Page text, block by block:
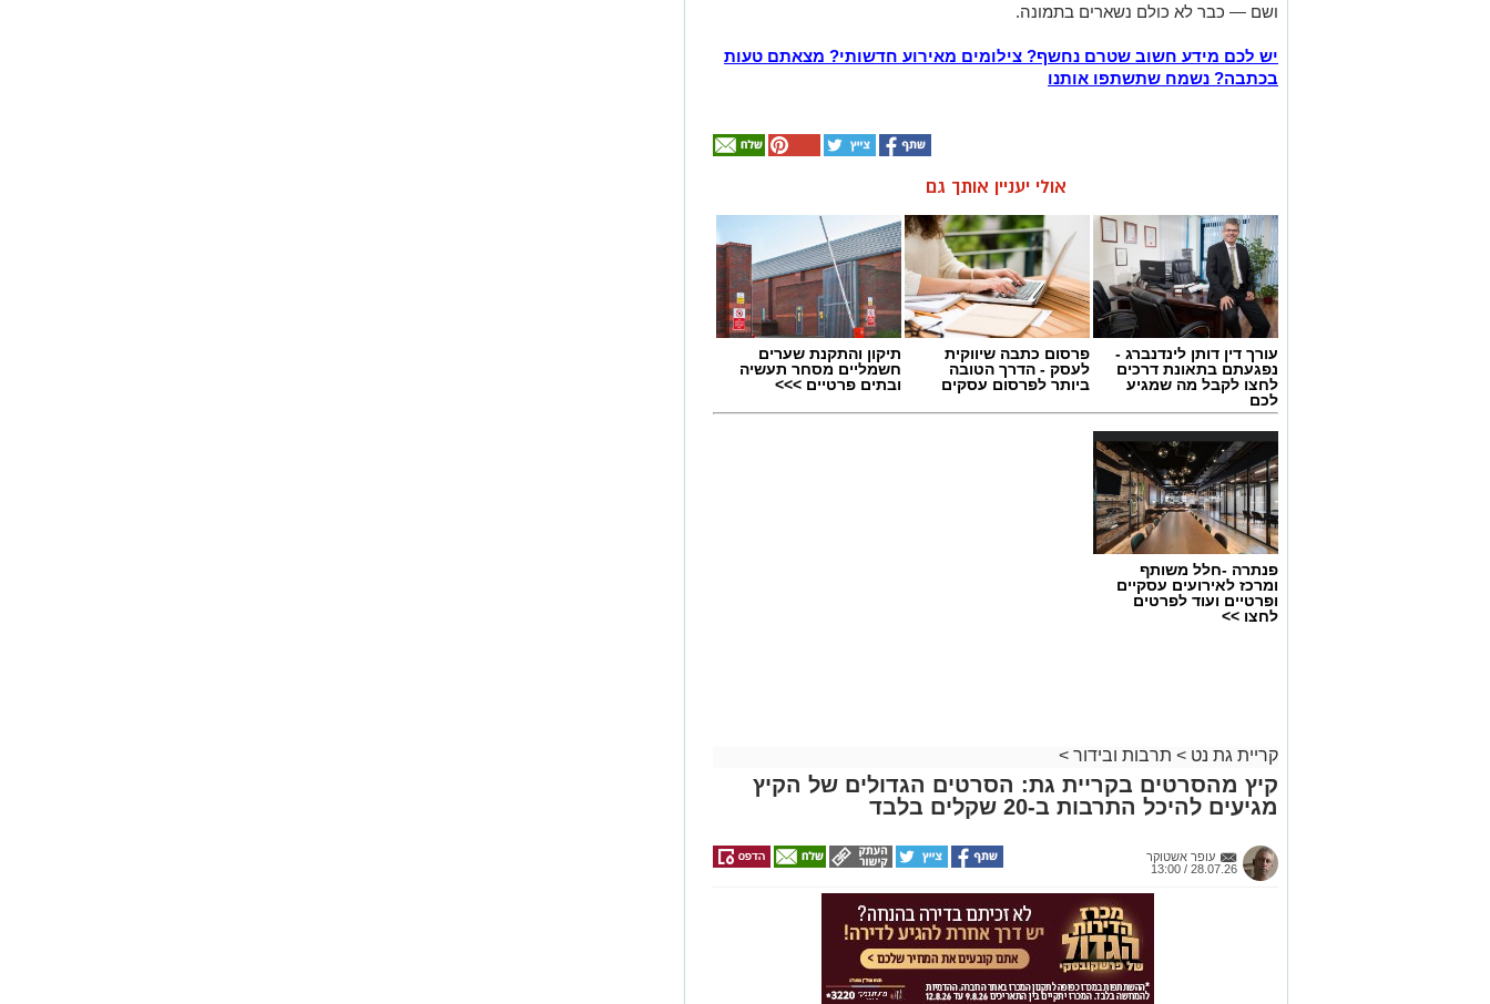
ושם — כבר לא כולם נשארים בתמונה.
יש לכם מידע חשוב שטרם נחשף? צילומים מאירוע חדשותי? מצאתם טעות
בכתבה? נשמח שתשתפו אותנו
אולי יעניין אותך גם
עורך דין דותן לינדנברג -
נפגעתם בתאונת דרכים
לחצו לקבל מה שמגיע
לכם
פרסום כתבה שיווקית
לעסק - הדרך הטובה
ביותר לפרסום עסקים
תיקון והתקנת שערים
חשמליים מסחר תעשיה
ובתים פרטיים >>>
פנתרה -חלל משותף
ומרכז לאירועים עסקיים
ופרטיים ועוד לפרטים
לחצו >>
קריית גת נט > תרבות ובידור >
קיץ מהסרטים בקריית גת: הסרטים הגדולים של הקיץ
מגיעים להיכל התרבות ב-20 שקלים בלבד
עופר אשטוקר
28.07.26 / 13:00